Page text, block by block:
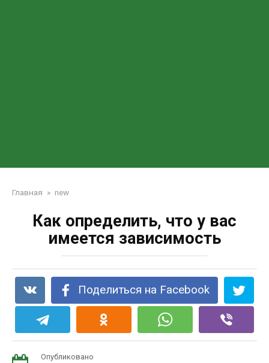
Главная » new
Как определить, что у вас
имеется зависимость
Поделиться на Facebook
Опубликовано